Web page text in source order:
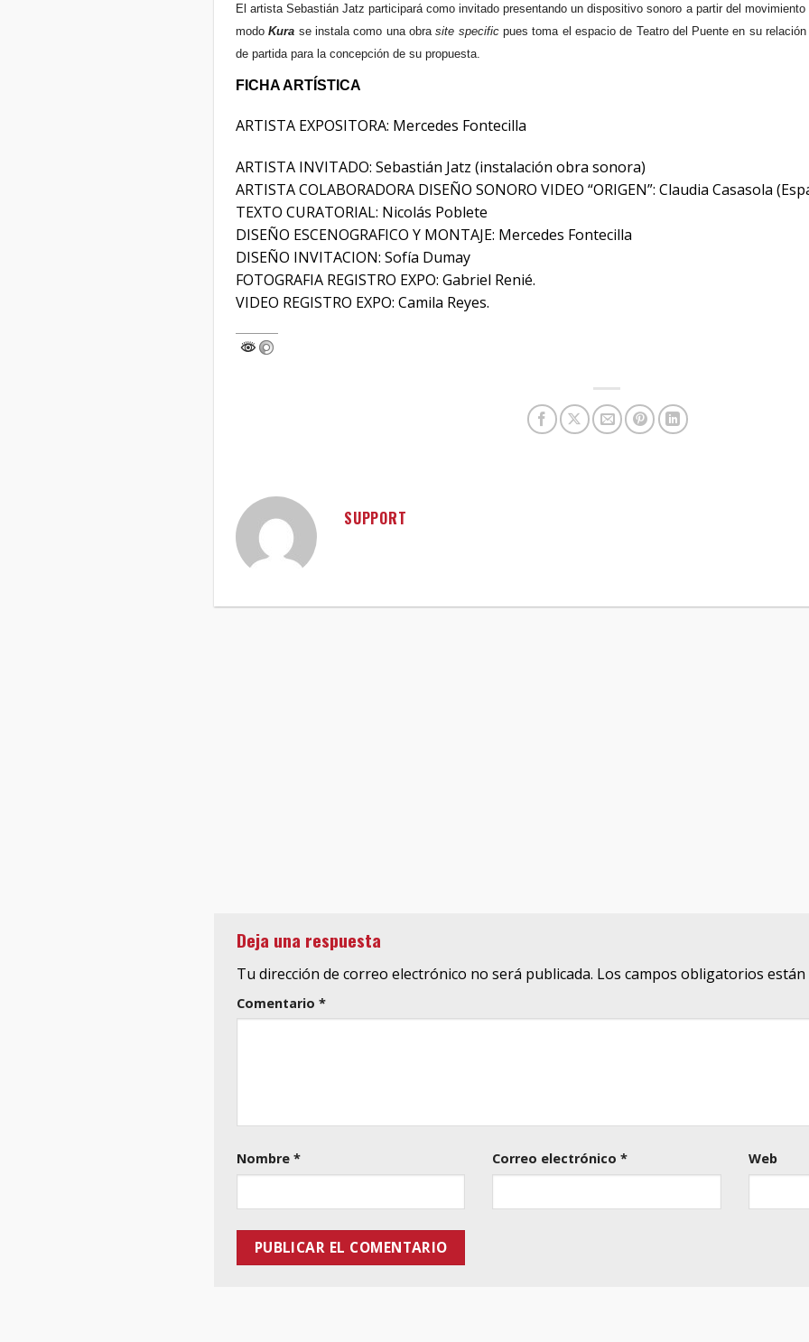
El artista Sebastián Jatz participará como invitado presentando un dispositivo sonoro a partir del
modoKura se instala como una obrasite specific pues toma el espacio de Teatro del Puente en su
de partida para la concepción de su propuesta.
FICHA ARTÍSTICA
ARTISTA EXPOSITORA: Mercedes Fontecilla
ARTISTA INVITADO: Sebastián Jatz (instalación obra sonora)
ARTISTA COLABORADORA DISEÑO SONORO VIDEO “ORIGEN”: Claudia Casasola
TEXTO CURATORIAL: Nicolás Poblete
DISEÑO ESCENOGRAFICO Y MONTAJE: Mercedes Fontecilla
DISEÑO INVITACION: Sofía Dumay
FOTOGRAFIA REGISTRO EXPO: Gabriel Renié.
VIDEO REGISTRO EXPO: Camila Reyes.
SUPPORT
Deja una respuesta
Tu dirección de correo electrónico no será publicada. Los campos obligatorios
Comentario *
Nombre * Correo electrónico* Web